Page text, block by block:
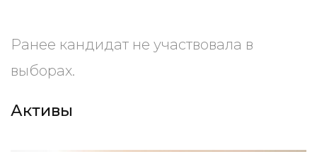
Ранее кандидат не участвовала в
выборах.
Активы